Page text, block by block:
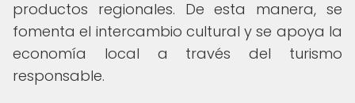
productos regionales. De esta manera, se
fomenta el intercambio cultural y se apoya la
economía local a través del turismo
responsable.